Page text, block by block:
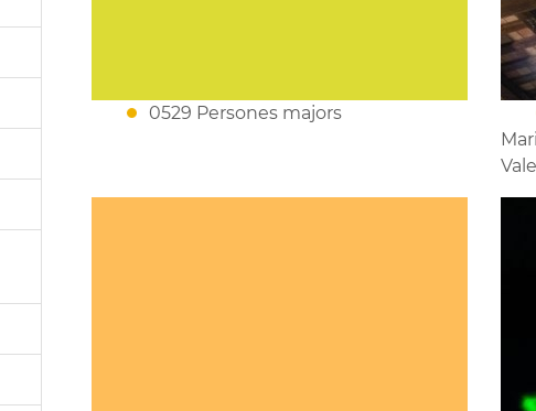
0529 Persones majors